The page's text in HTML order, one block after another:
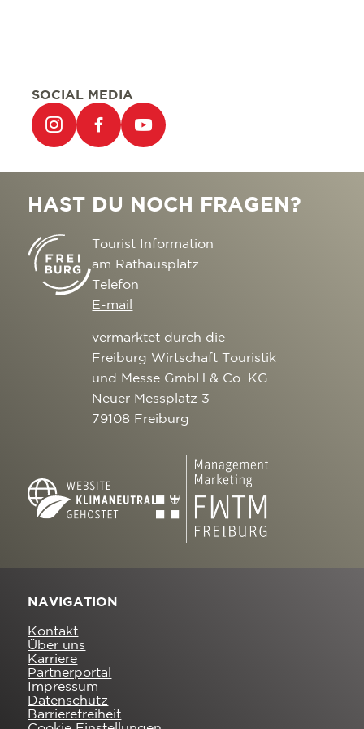
SOCIAL MEDIA
HAST DU NOCH FRAGEN?
Tourist Information
am Rathausplatz
Telefon
E-mail
vermarktet durch die
Freiburg Wirtschaft Touristik
und Messe GmbH & Co. KG
Neuer Messplatz 3
79108 Freiburg
NAVIGATION
Kontakt
Über uns
Karriere
Partnerportal
Impressum
Datenschutz
Barrierefreiheit